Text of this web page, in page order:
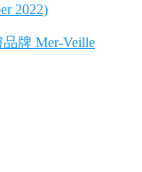
2022)
牌 Mer-Veille